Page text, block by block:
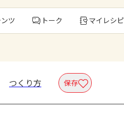
ツ トーク マイレシピ
つくり方 保存